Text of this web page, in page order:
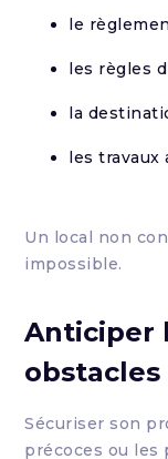
le
les règles
la
les travaux
Un local non
impossible.
Anticiper
obstacles
Sécuriser son
précoces ou les